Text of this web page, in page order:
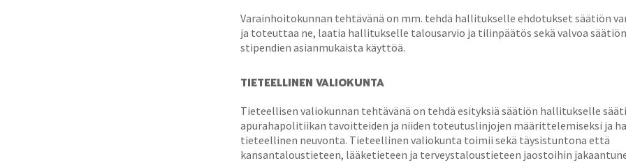
Varainhoitokunnan tehtävänä on mm. tehdä hallitukselle ehdotukset säätiön
ja toteuttaa ne, laatia hallitukselle talousarvio ja tilinpäätös sekä valvoa
stipendien asianmukaista käyttöä.
TIETEELLINEN VALIOKUNTA
Tieteellisen valiokunnan tehtävänä on tehdä esityksiä säätiön hallitukselle
apurahapolitiikan tavoitteiden ja niiden toteutuslinjojen määrittelemiseksi ja
tieteellinen neuvonta. Tieteellinen valiokunta toimii sekä täysistuntona että
kansantaloustieteen, lääketieteen ja terveystaloustieteen jaostoihin